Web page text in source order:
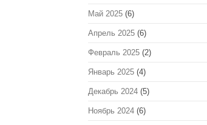
Май 2025 (6)
Апрель 2025 (6)
Февраль 2025 (2)
Январь 2025 (4)
Декабрь 2024 (5)
Ноябрь 2024 (6)